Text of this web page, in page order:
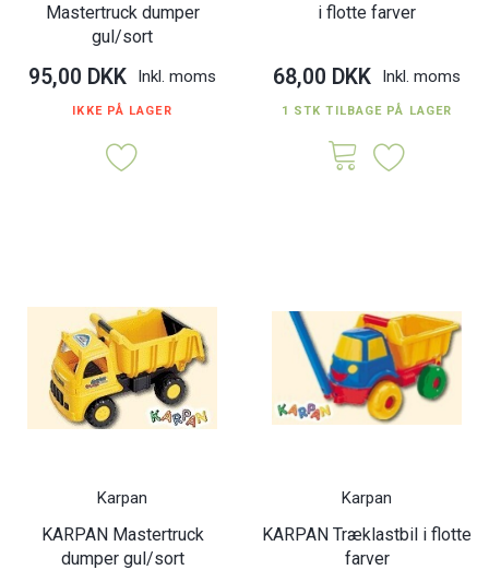
Mastertruck dumper
gul/sort
95,00 DKK Inkl. moms
IKKE PÅ LAGER
i flotte farver
68,00 DKK Inkl. moms
1 STK TILBAGE PÅ LAGER
Karpan
KARPAN Mastertruck
dumper gul/sort
Karpan
KARPAN Træklastbil i flotte
farver